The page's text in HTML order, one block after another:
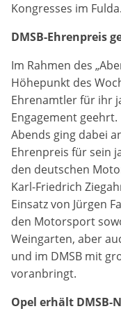
Kongresses im Fulda.
DMSB-Ehrenpreis
Im Rahmen des
Höhepunkt des
Ehrenamtler für ihr
Engagement
Abends ging dabei
Ehrenpreis für sein
den deutschen
Karl-Friedrich
Einsatz von Jürgen
den Motorsport
Weingarten, aber
und im DMSB mit
voranbringt.
Opel erhält DMSB-
Anbieter:
DMSB
Zweck:
Dieser Cookie
Einstellungen.
Cookie Laufzeit:
12 Monate
Statistiken
Cookies, die der
Erstellung von
Nutzungsstatistik
Besucher